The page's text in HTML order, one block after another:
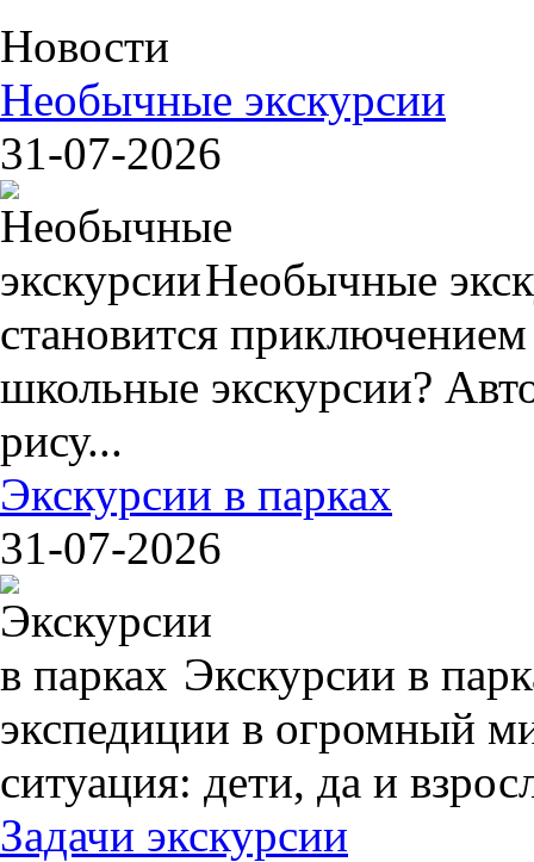
Новости
Необычные экскурсии
31-07-2026
Необычные
становится
школьные экскурсии?
рису...
Экскурсии в парках
31-07-2026
Экскурсии в
экспедиции в огромный
ситуация: дети, да и
Задачи экскурсии